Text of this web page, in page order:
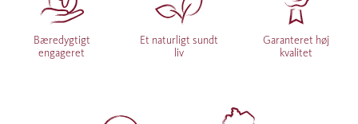
Bæredygtigt
engageret
Et naturligt sundt
liv
Garanteret høj
kvalitet